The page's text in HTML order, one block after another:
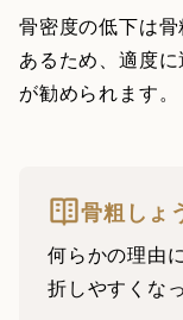
骨密度の低下は
あるため、適度
が勧められます。
骨粗しょ
何らかの理由
折しやすくな